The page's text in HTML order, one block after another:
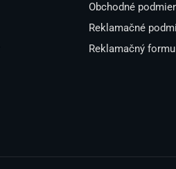
Obchodné
Reklamačné
Reklamačný